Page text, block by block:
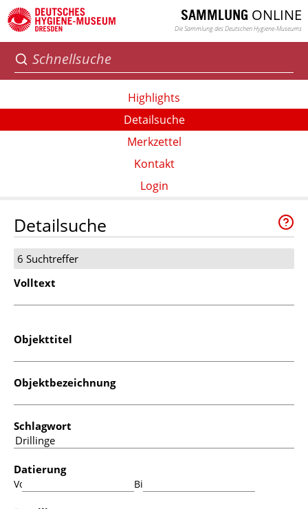
SAMMLUNG ONLINE
Die Sammlung des Deutschen Hygiene-Museums
Highlights
Detailsuche
Merkzettel
Kontakt
Login
Detailsuche
6 Suchtreffer
Volltext
Objekttitel
Objektbezeichnung
Schlagwort
Datierung
Von: Bis: